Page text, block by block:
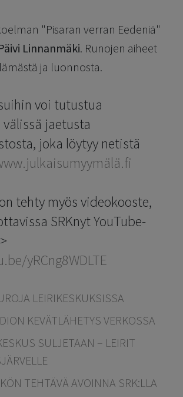
"Pisaran verran Eedeniä"
Linnanmäki. Runojen aiheet
ja luonnosta.
voi tutustua
jaetusta
joka löytyy netistä
tehty myös videokooste,
SRKnyt YouTube-
yRCng8WDLTE
LEIRIKESKUKSISSA
KEVÄTLÄHETYS VERKOSSA
SULJETAAN – LEIRIT
TEHTÄVÄ AVOINNA SRK:LLA